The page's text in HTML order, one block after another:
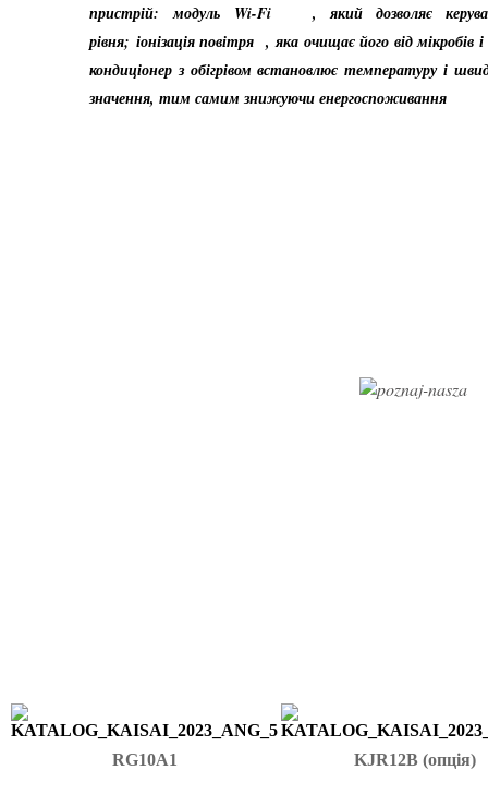
пристрій: модуль Wi-Fi, який дозволяє
рівня; іонізація повітря , яка очищає його від
кондиціонер з обігрівом встановлює температуру і
значення, тим самим знижуючи енергоспоживання
RG10A1 KJR12B (опція)